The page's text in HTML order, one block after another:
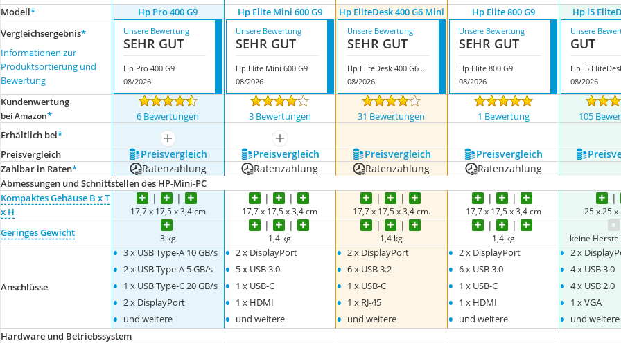
Modell* Hp Pro 400 G9 Hp Elite Mini 600 G9 Hp EliteDesk 400 G6 Mini Hp Elite 800 G9 Hp i5
Vergleichsergebnis*
Informationen zur
Produktsortierung und
Bewertung
Unsere Bewertung
SEHR GUT
Hp Pro 400 G9
08/2026
Unsere Bewertung
SEHR GUT
Hp Elite Mini 600 G9
08/2026
Unsere Bewertung
SEHR GUT
Hp EliteDesk 400 G6 Mini
08/2026
Unsere Bewertung
SEHR GUT
Hp Elite 800 G9
08/2026
Unsere
GUT
Hp i5
08/2026
Kundenwertung
bei Amazon* 6 Bewertungen 3 Bewertungen 31 Bewertungen 1 Bewertung 105
Erhältlich bei*
mehr anzeigen
mehr anzeigen
Preis­vergleich
Preis­vergleich Preis­vergleich Preis­vergleich Preis­vergleich
Zahlbar in Raten* Ratenzahlung Ratenzahlung Ratenzahlung Ratenzahlung
Abmessungen und Schnittstellen des HP-Mini-PC
Kompaktes Gehäuse B x T
x H
17,7 x 17,5 x 3,4 cm 17,7 x 17,5 x 3,4 cm 17,7 x 17,5 x 3,4 cm. 17,7 x 17,5 x 3,4 cm 25 x 25 x
Geringes Gewicht 3 kg 1,4 kg 1,4 kg 1,4 kg keine
Anschlüsse
• 3 x USB Type-A 10 GB/s
• 2 x USB Type-A 5 GB/s
• 1 x USB Type-C 20 GB/s
• 2 x DisplayPort
• und weitere
• 2 x DisplayPort
• 5 x USB 3.0
• 1 x USB-C
• 1 x HDMI
• und weitere
• 2 x DisplayPort
• 6 x USB 3.2
• 1 x USB-C
• 1 x RJ-45
• und weitere
• 2 x DisplayPort
• 6 x USB 3.0
• 1 x USB-C
• 1 x HDMI
• und weitere
• 2 x
• 4 x USB 3.0
• 4 x USB 2.0
• 1 x VGA
• und weitere
Hardware und Betriebssystem